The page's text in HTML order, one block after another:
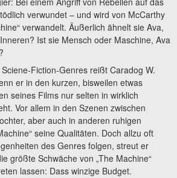
verwundet – und wird von McCarthy
verwandelt. Äußerlich ähnelt sie Ava,
Ist sie Mensch oder Maschine, Ava
Fiction-Genres reißt Caradog W.
er in den kurzen, bisweilen etwas
seines Films nur selten in wirklich
Vor allem in den Szenen zwischen
aber auch in anderen ruhigen
seine Qualitäten. Doch allzu oft
des Genres folgen, streut er
größte Schwäche von „The Machine“
lassen: Dass winzige Budget.